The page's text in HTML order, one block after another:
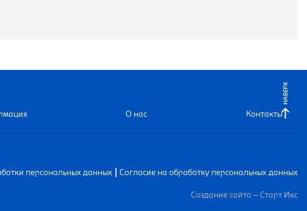
НАВЕРХ
О нас Контакты
персональных данных Согласие на обработку персональных данных
Создание сайта – Старт Икс